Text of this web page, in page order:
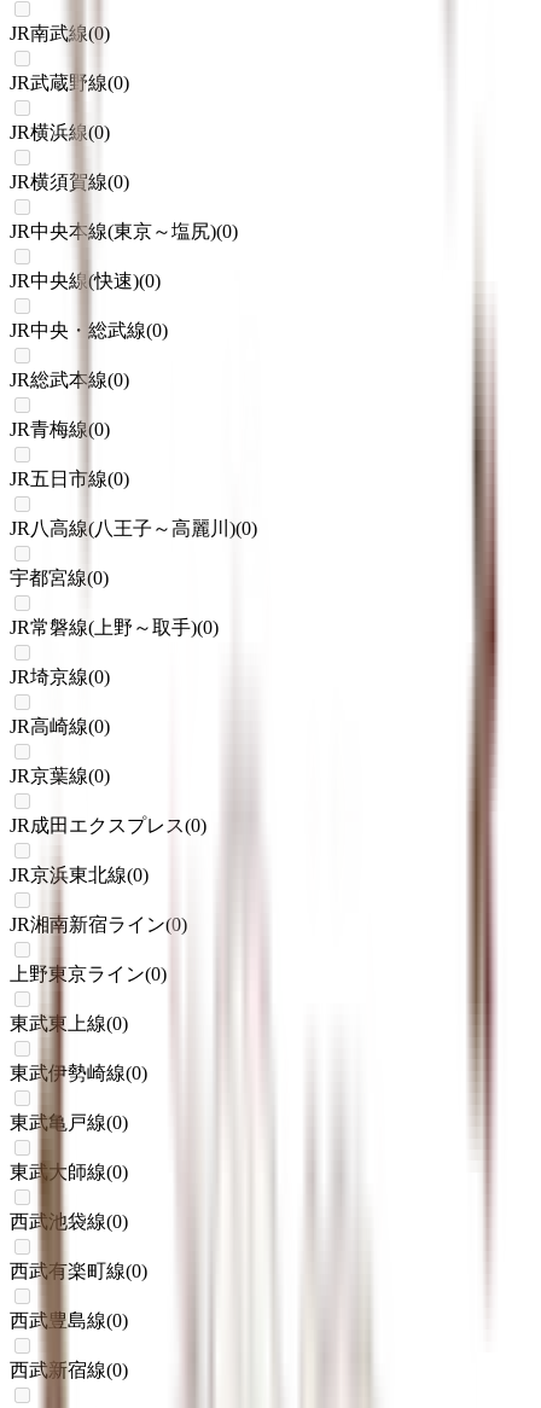
JR南武線(0)
JR武蔵野線(0)
JR横浜線(0)
JR横須賀線(0)
JR中央本線(東京～塩尻)(0)
JR中央線(快速)(0)
JR中央・総武線(0)
JR総武本線(0)
JR青梅線(0)
JR五日市線(0)
JR八高線(八王子～高麗川)(0)
宇都宮線(0)
JR常磐線(上野～取手)(0)
JR埼京線(0)
JR高崎線(0)
JR京葉線(0)
JR成田エクスプレス(0)
JR京浜東北線(0)
JR湘南新宿ライン(0)
上野東京ライン(0)
東武東上線(0)
東武伊勢崎線(0)
東武亀戸線(0)
東武大師線(0)
西武池袋線(0)
西武有楽町線(0)
西武豊島線(0)
西武新宿線(0)